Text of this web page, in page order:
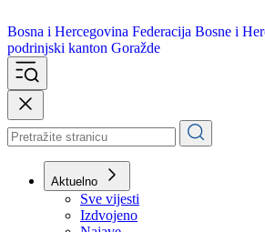
Bosna i Hercegovina
podrinjski kanton Goražde